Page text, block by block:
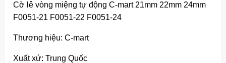
Cờ lê vòng miệng tự động C-mart 21mm 22mm 24mm
F0051-21 F0051-22 F0051-24
Thương hiệu: C-mart
Xuất xứ: Trung Quốc